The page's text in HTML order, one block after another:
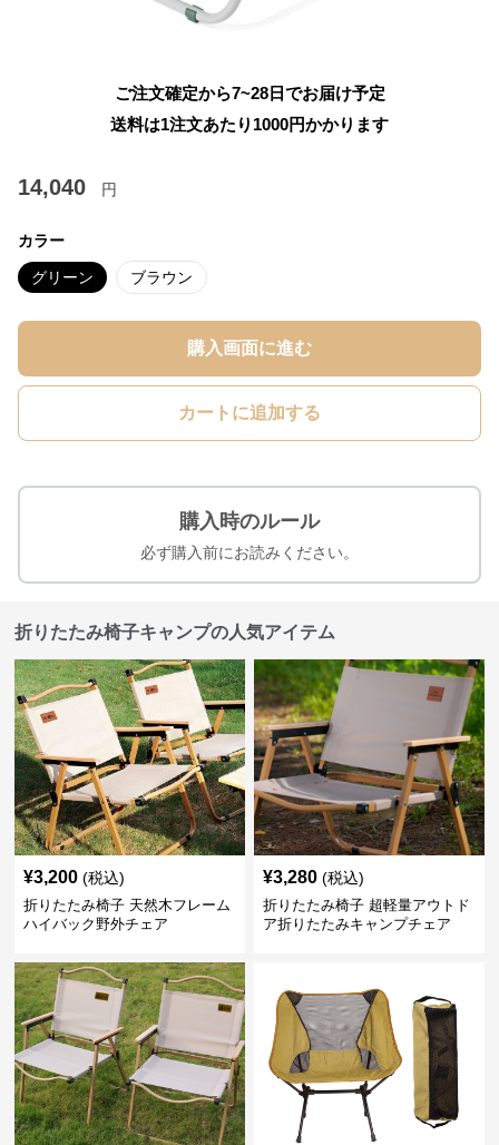
ご注文確定から7~28日でお届け予定
送料は1注文あたり 1000円かかります
14,040 円
カラー
グリーン ブラウン
購入画面に進む
カートに追加する
購入時のルール
必ず購入前にお読みください。
折りたたみ椅子キャンプの人気アイテム
¥3,200 (税込)
折りたたみ椅子 天然木フレーム
ハイバック野外チェア
¥3,280 (税込)
折りたたみ椅子 超軽量アウトド
ア折りたたみキャンプチェア